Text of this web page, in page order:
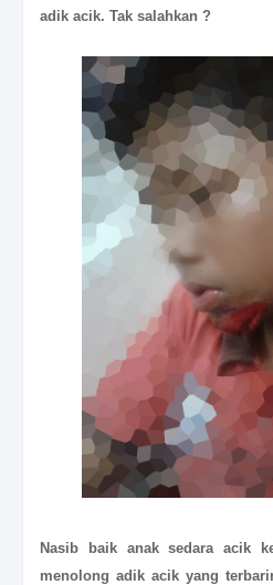
adik acik. Tak salahkan ?
Nasib baik anak sedara acik
menolong adik acik yang